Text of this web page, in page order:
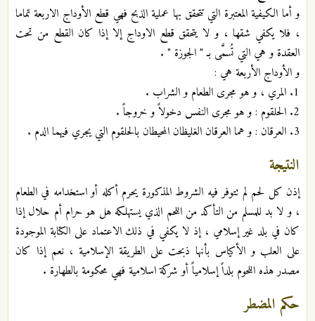
و أما الكيفية المعتبرة التي تتحقق بها عملية الذبح فهي قطع الأوداج الاربعة تماما
، فلا يكفي شقها ، و لا يتحقق قطع الاوداج إلا إذا كان القطع من تحت
العقدة و هي التي تُسمَّى بـ " الجوزة " .
و الأوداج الأربعة هي :
1. المري ، و هو مجرى الطعام و الشراب .
2. الحلقوم : و هو مجرى النفس دخولاً و خروجاً .
3. العرقان : و هما العرقان الغليظان المحيطان بالحلقوم التي يجري فيهما الدم .
النتيجة
إذن كل لحم لم تتوفر فيه الشروط المذكورة يحرم أكله أو استخدامه في الطعام
، و لا بد للمسلم من التأكد من اللحم الذي يستهلكه هل هو حرام أم حلال إذا
كان في بلد غير إسلامي ، إذ لا يكفي في ذلك الاعتماد على الكتابة الموجودة
على العلب و الأكياس بأنها ذبحت على الطريقة الإسلامية ، نعم إذا كان
مصدر هذه اللحوم بلداً إسلامياً أو شركة اسلامية فهي محكومة بالطهارة .
حكم المضطر